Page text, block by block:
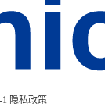
隐私政策